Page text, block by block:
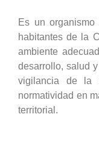
Es un
habitantes de la
ambiente
desarrollo, salud
vigilancia de la
normatividad en
territorial.